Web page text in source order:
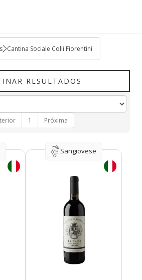
Cantina Sociale Colli Fiorentini
RESULTADOS
1 Próxima
Sangiovese